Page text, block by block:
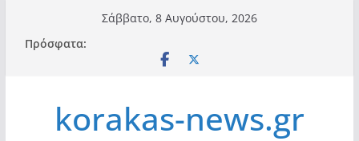
περιεχόμενο
Σάββατο, 8 Αυγούστου, 2026
Πρόσφατα:
korakas-news.gr